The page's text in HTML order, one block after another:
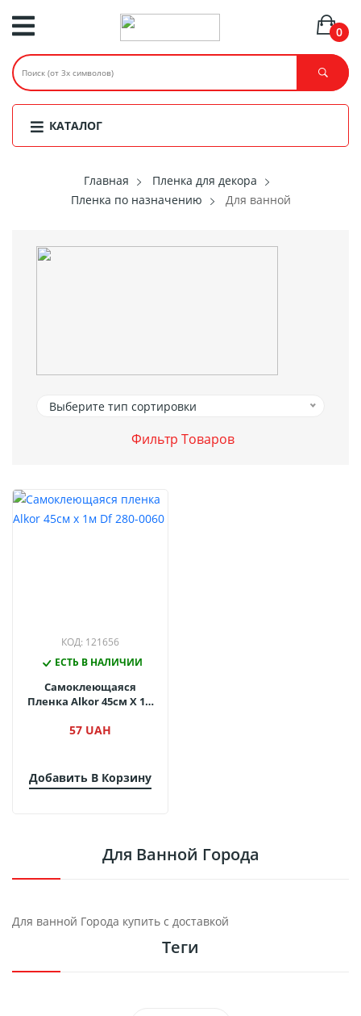
0
КАТАЛОГ
Главная
Пленка для декора
Пленка по назначению
Для ванной
Выберите тип сортировки
Фильтр Товаров
КОД: 121656
ЕСТЬ В НАЛИЧИИ
Самоклеющаяся
Пленка Alkor 45см Х 1м
57 UAH
Добавить В Корзину
Для Ванной Города
Для ванной Города купить с доставкой
Теги